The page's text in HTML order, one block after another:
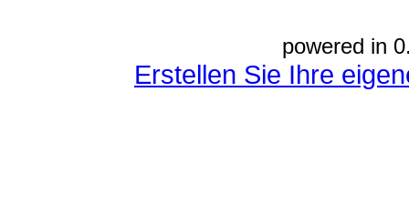
powered in
Erstellen Sie Ihre